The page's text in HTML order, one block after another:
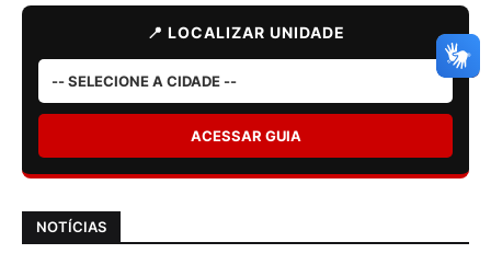
📍 LOCALIZAR UNIDADE
ACESSAR GUIA
NOTÍCIAS